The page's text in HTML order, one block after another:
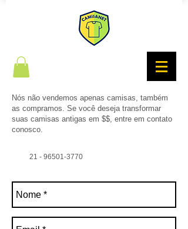
Nós não vendemos apenas camisas, também
as compramos. Se você deseja transformar
suas camisas antigas em $$, entre em contato
conosco.
21 - 96501-3770